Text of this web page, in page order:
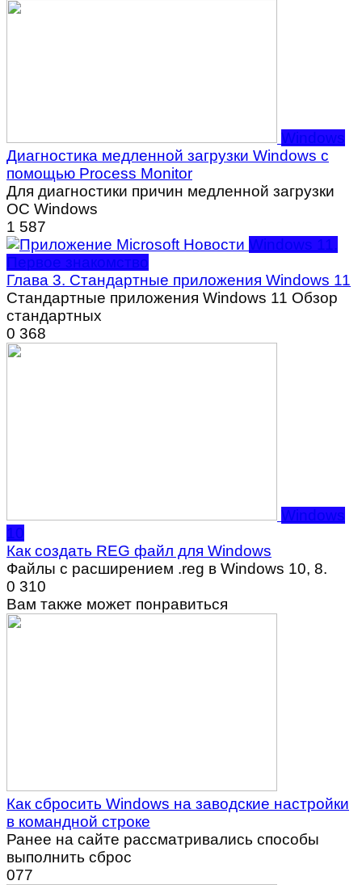
Windows
Диагностика медленной загрузки Windows с
помощью Process Monitor
Для диагностики причин медленной загрузки
ОС Windows
1 587
Windows 11.
Первое знакомство
Глава 3. Стандартные приложения Windows 11
Стандартные приложения Windows 11 Обзор
стандартных
0 368
Windows
10
Как создать REG файл для Windows
Файлы с расширением .reg в Windows 10, 8.
0 310
Вам также может понравиться
Как сбросить Windows на заводские настройки
в командной строке
Ранее на сайте рассматривались способы
выполнить сброс
077